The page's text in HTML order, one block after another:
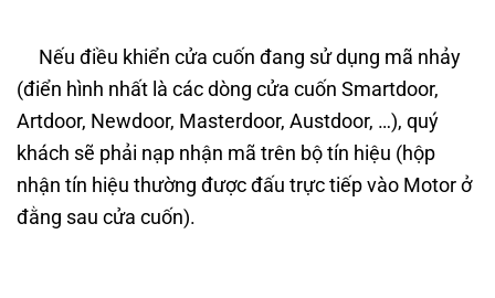
Nếu điều khiển cửa cuốn đang sử dụng mã nhảy
(điển hình nhất là các dòng cửa cuốn Smartdoor,
Artdoor, Newdoor, Masterdoor, Austdoor, …), quý
khách sẽ phải nạp nhận mã trên bộ tín hiệu (hộp
nhận tín hiệu thường được đấu trực tiếp vào Motor ở
đằng sau cửa cuốn).